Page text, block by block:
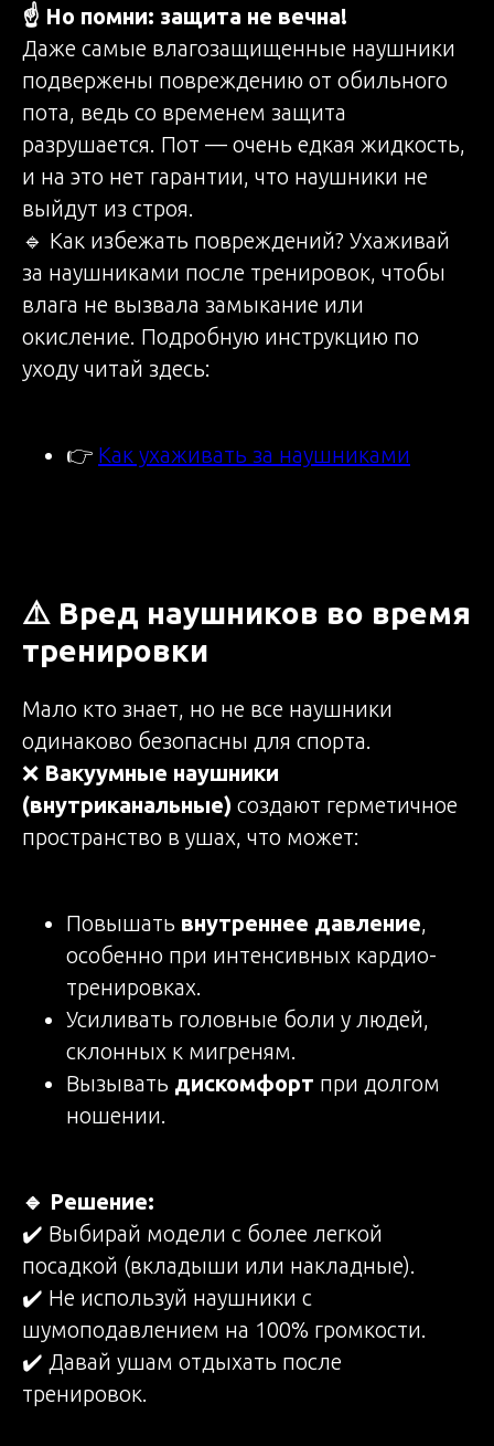
☝️ Но помни: защита не вечна!
Даже самые влагозащищенные наушники
подвержены повреждению от обильного
пота, ведь со временем защита
разрушается. Пот — очень едкая жидкость,
и на это нет гарантии, что наушники не
выйдут из строя.
🔹 Как избежать повреждений? Ухаживай
за наушниками после тренировок, чтобы
влага не вызвала замыкание или
окисление. Подробную инструкцию по
уходу читай здесь:
👉 Как ухаживать за наушниками
⚠️ Вред наушников во время
тренировки
Мало кто знает, но не все наушники
одинаково безопасны для спорта.
❌ Вакуумные наушники
(внутриканальные) создают герметичное
пространство в ушах, что может:
Повышать внутреннее давление,
особенно при интенсивных кардио-
тренировках.
Усиливать головные боли у людей,
склонных к мигреням.
Вызывать дискомфорт при долгом
ношении.
🔹 Решение:
✔️ Выбирай модели с более легкой
посадкой (вкладыши или накладные).
✔️ Не используй наушники с
шумоподавлением на 100% громкости.
✔️ Давай ушам отдыхать после
тренировок.